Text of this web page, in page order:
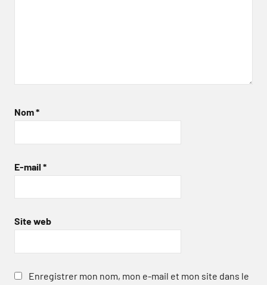
Nom*
E-mail *
Site web
Enregistrer mon nom, mon e-mail et mon site dans le